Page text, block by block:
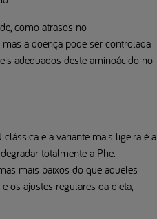
como atrasos no
a doença pode ser controlada
adequados deste aminoácido no
e a variante mais ligeira é a
totalmente a Phe.
mais baixos do que aqueles
os ajustes regulares da dieta,